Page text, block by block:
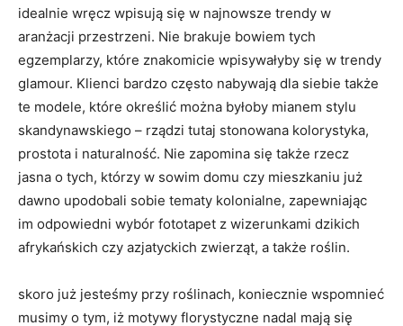
idealnie wręcz wpisują się w najnowsze trendy w
aranżacji przestrzeni. Nie brakuje bowiem tych
egzemplarzy, które znakomicie wpisywałyby się w trendy
glamour. Klienci bardzo często nabywają dla siebie także
te modele, które określić można byłoby mianem stylu
skandynawskiego – rządzi tutaj stonowana kolorystyka,
prostota i naturalność. Nie zapomina się także rzecz
jasna o tych, którzy w sowim domu czy mieszkaniu już
dawno upodobali sobie tematy kolonialne, zapewniając
im odpowiedni wybór fototapet z wizerunkami dzikich
afrykańskich czy azjatyckich zwierząt, a także roślin.
skoro już jesteśmy przy roślinach, koniecznie wspomnieć
musimy o tym, iż motywy florystyczne nadal mają się